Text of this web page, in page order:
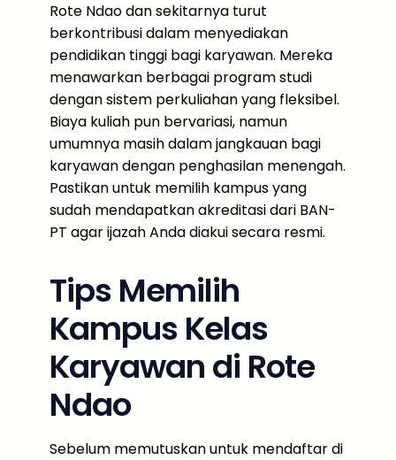
Rote Ndao dan sekitarnya turut
berkontribusi dalam menyediakan
pendidikan tinggi bagi karyawan. Mereka
menawarkan berbagai program studi
dengan sistem perkuliahan yang fleksibel.
Biaya kuliah pun bervariasi, namun
umumnya masih dalam jangkauan bagi
karyawan dengan penghasilan menengah.
Pastikan untuk memilih kampus yang
sudah mendapatkan akreditasi dari BAN-
PT agar ijazah Anda diakui secara resmi.
Tips Memilih
Kampus Kelas
Karyawan di Rote
Ndao
Sebelum memutuskan untuk mendaftar di